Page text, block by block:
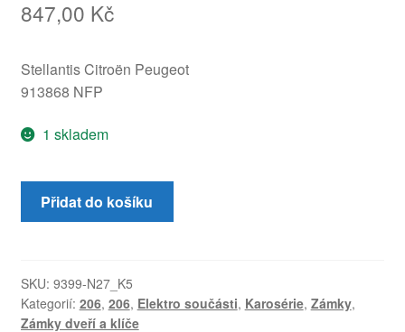
847,00 Kč
Stellantis Citroën Peugeot
913868 NFP
1 skladem
Zámek
pravých
Peugeot
206
913868
Přidat do košíku
SKU: 9399-N27_K5
Kategorií: 206, 206, Elektro součásti, Karosérie, Zámky,
Zámky dveří a klíče